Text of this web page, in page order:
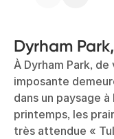
Dyrham
À Dyrham Park,
imposante
dans un paysage
printemps, les
très attendue «